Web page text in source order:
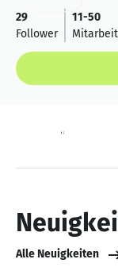
29
Follower
11-50
Neuigkeiten
Alle Neuigkeiten